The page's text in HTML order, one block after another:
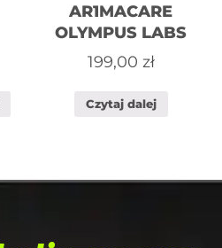
AR1MACARE
OLYMPUS LABS
199,00 zł
Czytaj dalej